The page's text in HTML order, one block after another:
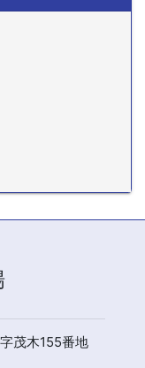
茂木155番地